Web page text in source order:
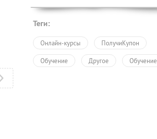
Теги:
Онлайн-курсы ПолучиКупон
Обучение Другое Обучение